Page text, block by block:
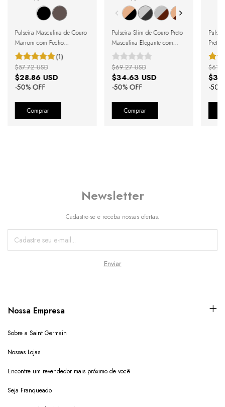
Pulseira Masculina de Couro
Marrom com Fecho
Magnético Prata(1)
$28.86 USD
-50% OFF
$57.72 USD
Comprar
Pulseira Slim de Couro Preto
Masculina Elegante com
Fecho Prata
$34.63 USD
-50% OFF
$69.27 USD
Comprar
Preto
Preto
-50
Newsletter
Cadastre-se e receba nossas ofertas.
Nossa Empresa
Sobre a Saint Germain
Nossas Lojas
Encontre um revendedor mais próximo de você
Seja Franqueado